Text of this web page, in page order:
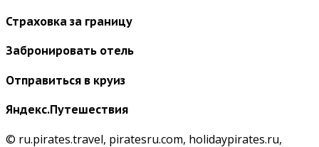
Страховка за границу
Забронировать отель
Отправиться в круиз
Яндекс.Путешествия
© ru.pirates.travel, piratesru.com, holidaypirates.ru,